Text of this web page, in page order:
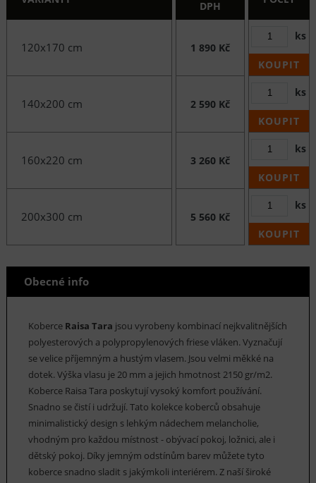
DPH
120x170 cm 1 890 Kč
ks
KOUPIT
140x200 cm 2 590 Kč
ks
KOUPIT
160x220 cm 3 260 Kč
ks
KOUPIT
200x300 cm 5 560 Kč
ks
KOUPIT
Obecné info
Koberce Raisa Tara jsou vyrobeny kombinací nejkvalitnějších
polyesterových a polypropylenových friese vláken. Vyznačují
se velice příjemným a hustým vlasem. Jsou velmi měkké na
dotek. Výška vlasu je 20 mm a jejich hmotnost 2150 gr/m2.
Koberce Raisa Tara poskytují vysoký komfort používání.
Snadno se čistí i udržují. Tato kolekce koberců obsahuje
minimalistický design s lehkým nádechem melancholie,
vhodným pro každou místnost - obývací pokoj, ložnici, ale i
dětský pokoj. Díky jemným odstínům barev můžete tyto
koberce snadno sladit s jakýmkoli interiérem. Z naší široké